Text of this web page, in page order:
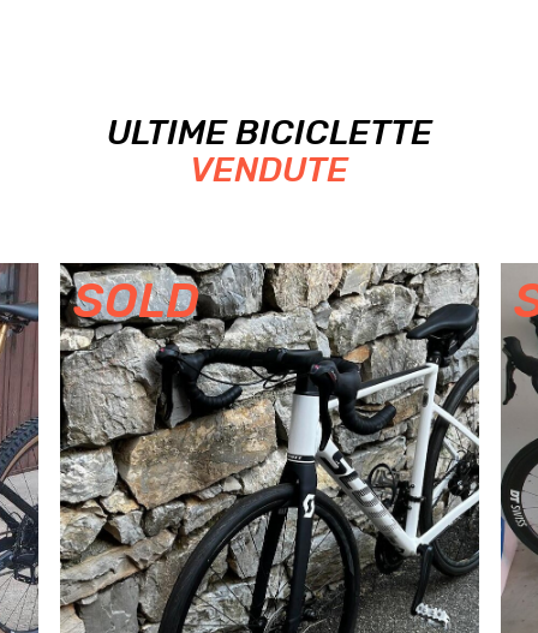
ULTIME BICICLETTE
VENDUTE
SOLD